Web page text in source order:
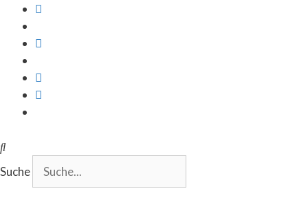
springen
Inhalt
springen
Suche